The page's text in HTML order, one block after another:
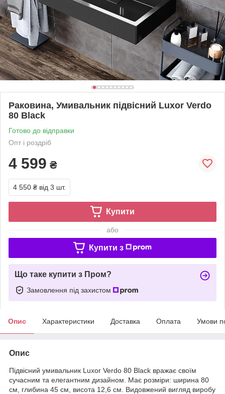
Раковина, Умивальник підвісний Luxor Verdo
80 Black
Готово до відправки
Опт і роздріб
4 599 ₴
4 550 ₴ від 3 шт.
Купити
або
Купити з
Що таке купити з Пром?
Замовлення під захистом
Опис Характеристики Доставка Оплата Умови
Опис
Підвісний умивальник Luxor Verdo 80 Black вражає своїм
сучасним та елегантним дизайном. Має розміри: ширина 80
см, глибина 45 см, висота 12,6 см. Видовжений вигляд виробу